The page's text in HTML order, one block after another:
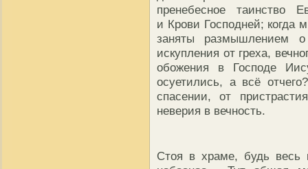
пренебесное таинство
и Крови Господней; когда
заняты размышлением
искупления от греха,
обожения в Господе
осуетились, а всё
спасении, от
неверия в вечность.
Стоя в храме, будь